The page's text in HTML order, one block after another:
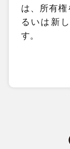
は、所有
るいは新
す。